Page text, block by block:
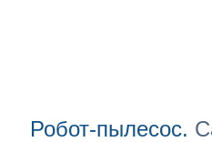
Робот-пылесос.